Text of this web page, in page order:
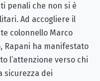
penali che non si è
Ad accogliere il
colonnello Marco
Rapani ha manifestato
l’attenzione verso chi
sicurezza dei